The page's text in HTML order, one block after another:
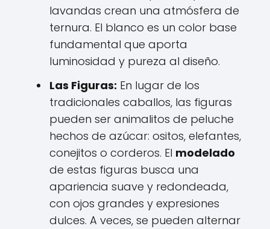
lavandas crean una atmósfera de
ternura. El blanco es un color base
fundamental que aporta
luminosidad y pureza al diseño.
Las Figuras: En lugar de los
tradicionales caballos, las figuras
pueden ser animalitos de peluche
hechos de azúcar: ositos, elefantes,
conejitos o corderos. El modelado
de estas figuras busca una
apariencia suave y redondeada,
con ojos grandes y expresiones
dulces. A veces, se pueden alternar